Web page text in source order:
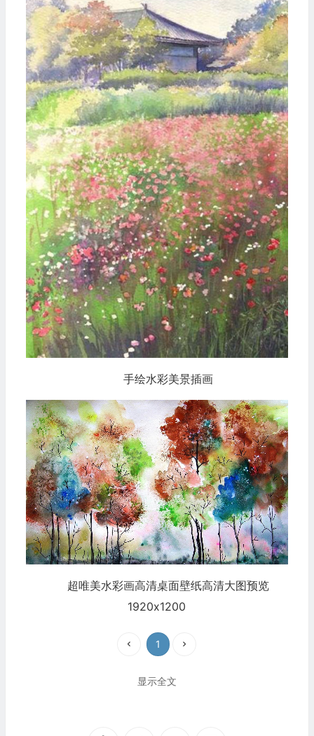
手绘水彩美景插画
超唯美水彩画高清桌面壁纸高清大图预览
1920x1200
1
显示全文